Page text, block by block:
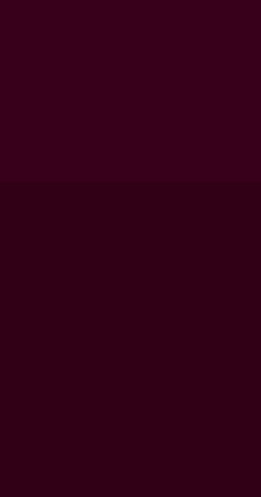
mediassa